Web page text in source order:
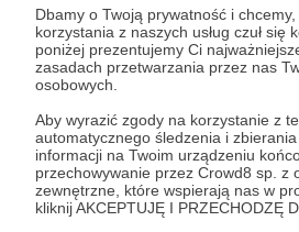
Dbamy o Twoją prywatność i
korzystania z naszych usług czuł się
poniżej prezentujemy Ci
zasadach przetwarzania przez nas
osobowych.
Aby wyrazić zgody na korzystanie z
automatycznego śledzenia i
informacji na Twoim urządzeniu
przechowywanie przez Crowd8 sp. z
zewnętrzne, które wspierają nas w
kliknij AKCEPTUJĘ I PRZECHODZĘ
jest po przekazaniu podpisanego
założenie konta przez osobę
dostępny jest na stronie regulaminu